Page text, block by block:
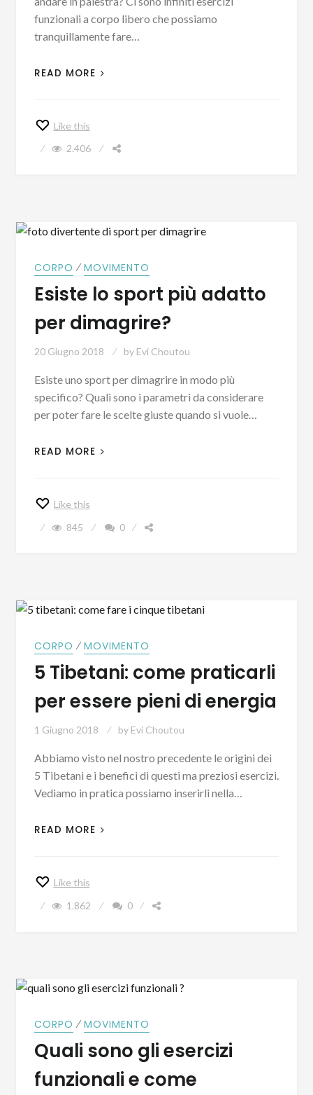
funzionali a corpo libero che possiamo
tranquillamente fare…
READ MORE
Like this
2.406
CORPO ⁄ MOVIMENTO
Esiste lo sport più adatto
per dimagrire?
20 Giugno 2018 by Evi Choutou
Esiste uno sport per dimagrire in modo più
specifico? Quali sono i parametri da considerare
per poter fare le scelte giuste quando si vuole…
READ MORE
Like this
845
0
CORPO ⁄ MOVIMENTO
5 Tibetani: come praticarli
per essere pieni di energia
1 Giugno 2018 by Evi Choutou
Abbiamo visto nel nostro precedente le origini dei
5 Tibetani e i benefici di questi ma preziosi esercizi.
Vediamo in pratica possiamo inserirli nella…
READ MORE
Like this
1.862
0
CORPO ⁄ MOVIMENTO
Quali sono gli esercizi
funzionali e come